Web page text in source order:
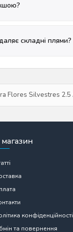
складні плями?
Flores Silvestres 2.5
конфіденційності
та повернення